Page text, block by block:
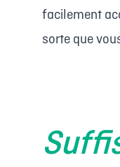
facilement
sorte que